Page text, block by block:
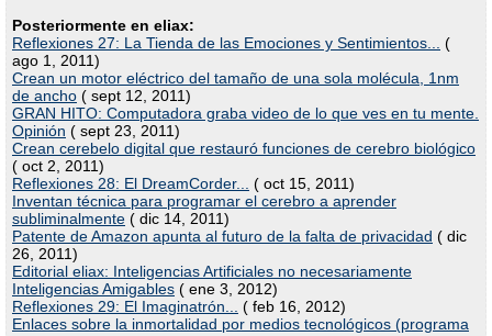
Posteriormente en eliax:
Reflexiones 27: La Tienda de las Emociones y Sentimientos...
(
ago 1, 2011)
Crean un motor eléctrico del tamaño de una sola molécula, 1nm
de ancho ( sept 12, 2011)
GRAN HITO: Computadora graba video de lo que ves en tu mente.
Opinión ( sept 23, 2011)
Crean cerebelo digital que restauró funciones de cerebro biológico
( oct 2, 2011)
Reflexiones 28: El DreamCorder...
( oct 15, 2011)
Inventan técnica para programar el cerebro a aprender
subliminalmente ( dic 14, 2011)
Patente de Amazon apunta al futuro de la falta de privacidad ( dic
26, 2011)
Editorial eliax: Inteligencias Artificiales no necesariamente
Inteligencias Amigables ( ene 3, 2012)
Reflexiones 29: El Imaginatrón...
( feb 16, 2012)
Enlaces sobre la inmortalidad por medios tecnológicos (programa